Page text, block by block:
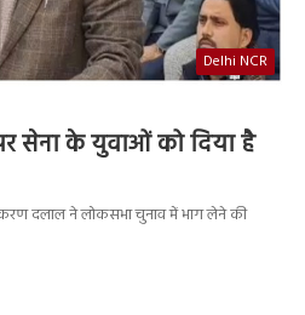
Delhi NCR
सेना के युवाओं को दिया है
करण दलाल ने लोकसभा चुनाव में भाग लेने की